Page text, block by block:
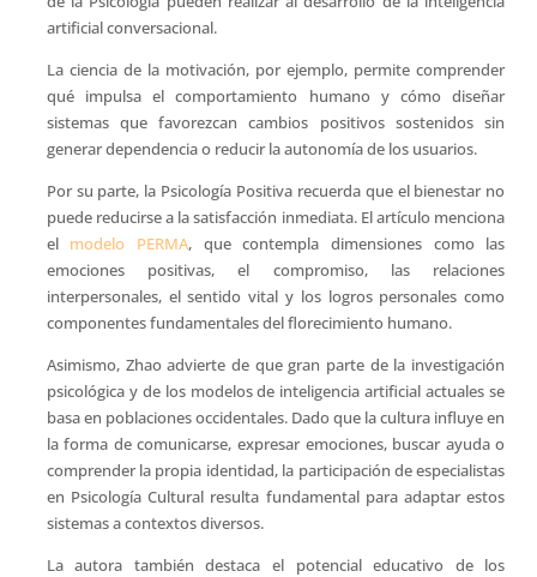
artificial conversacional.
La ciencia de la motivación, por ejemplo, permite comprender
qué impulsa el comportamiento humano y cómo diseñar
sistemas que favorezcan cambios positivos sostenidos sin
generar dependencia o reducir la autonomía de los usuarios.
Por su parte, la Psicología Positiva recuerda que el bienestar no
puede reducirse a la satisfacción inmediata. El artículo menciona
el modelo PERMA, que contempla dimensiones como las
emociones positivas, el compromiso, las relaciones
interpersonales, el sentido vital y los logros personales como
componentes fundamentales del florecimiento humano.
Asimismo, Zhao advierte de que gran parte de la investigación
psicológica y de los modelos de inteligencia artificial actuales se
basa en poblaciones occidentales. Dado que la cultura influye en
la forma de comunicarse, expresar emociones, buscar ayuda o
comprender la propia identidad, la participación de especialistas
en Psicología Cultural resulta fundamental para adaptar estos
sistemas a contextos diversos.
La autora también destaca el potencial educativo de los